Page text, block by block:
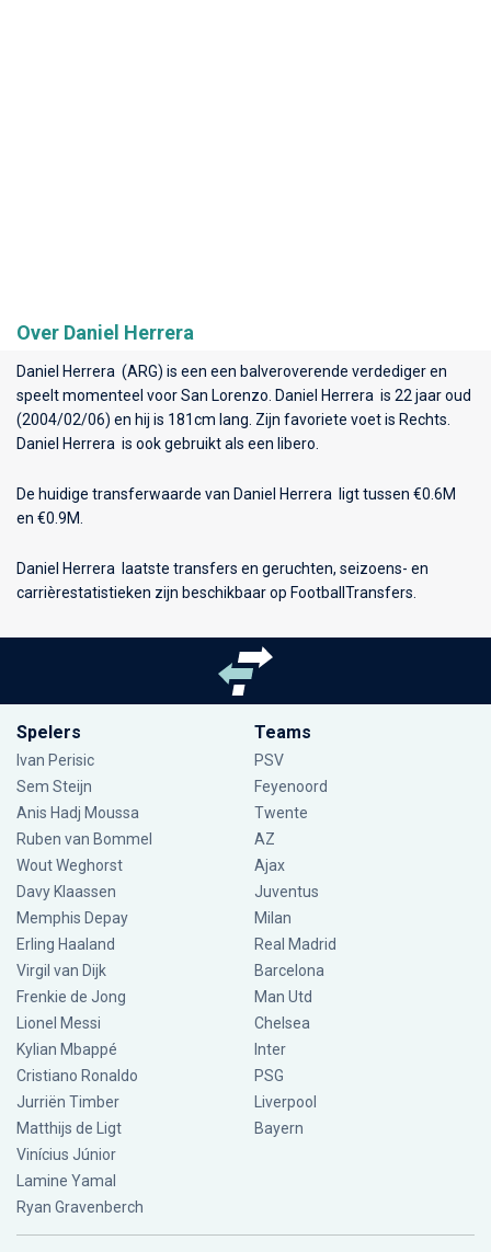
Over Daniel Herrera
Daniel Herrera (ARG) is een een balveroverende verdediger en
speelt momenteel voorSan Lorenzo . Daniel Herrera is 22 jaar oud
(2004/02/06) en hij is 181cm lang. Zijn favoriete voet is Rechts.
Daniel Herrera is ook gebruikt als een libero.
De huidige transferwaarde van Daniel Herrera ligt tussen €0.6M
en €0.9M.
Daniel Herrera laatste transfers en geruchten, seizoens- en
carrièrestatistieken zijn beschikbaar op FootballTransfers.
Spelers
Ivan Perisic
Sem Steijn
Anis Hadj Moussa
Ruben van Bommel
Wout Weghorst
Davy Klaassen
Memphis Depay
Erling Haaland
Virgil van Dijk
Frenkie de Jong
Lionel Messi
Kylian Mbappé
Cristiano Ronaldo
Jurriën Timber
Matthijs de Ligt
Vinícius Júnior
Lamine Yamal
Ryan Gravenberch
Teams
PSV
Feyenoord
Twente
AZ
Ajax
Juventus
Milan
Real Madrid
Barcelona
Man Utd
Chelsea
Inter
PSG
Liverpool
Bayern